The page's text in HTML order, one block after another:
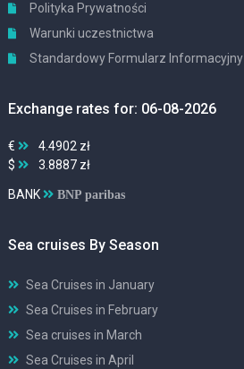
Polityka Prywatności
Warunki uczestnictwa
Standardowy Formularz Informacyjny
Exchange rates for: 06-08-2026
€
4.4902 zł
$
3.8887 zł
BANK BNP paribas
Sea cruises By Season
Sea Cruises in January
Sea Cruises in February
Sea cruises in March
Sea Cruises in April